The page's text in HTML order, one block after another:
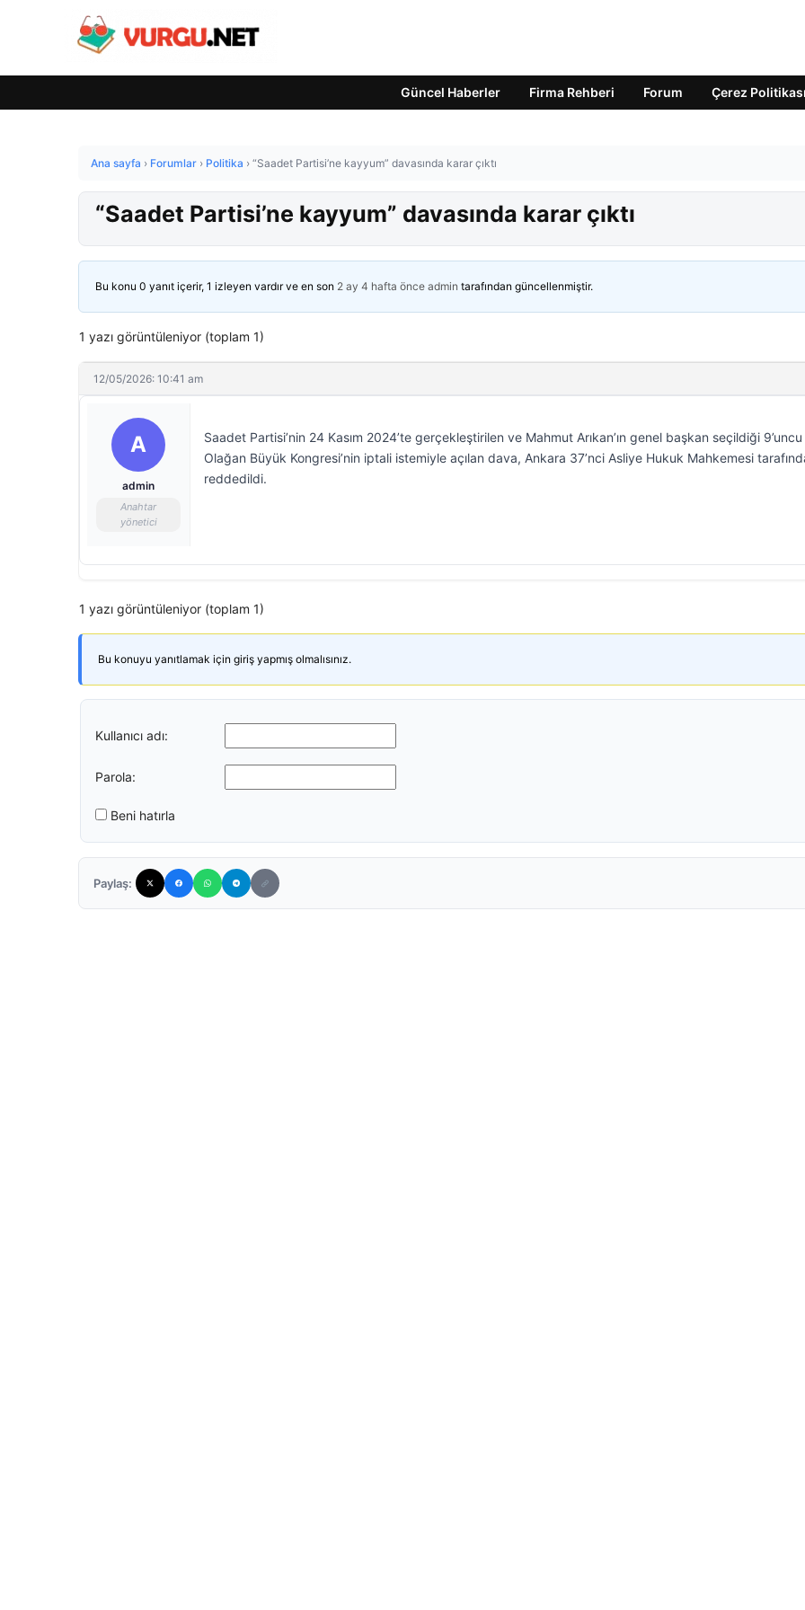
Güncel Haberler Firma Rehberi Forum Çerez Politikası
Ana sayfa › Forumlar › Politika › “Saadet Partisi’ne kayyum” davasında karar çıktı
“Saadet Partisi’ne kayyum” davasında karar çıktı
Bu konu 0 yanıt içerir, 1 izleyen vardır ve en son 2 ay 4 hafta önce admin tarafından güncellenmiştir.
1 yazı görüntüleniyor (toplam 1)
12/05/2026: 10:41 am
A
admin
Anahtar
yönetici
Saadet Partisi’nin 24 Kasım 2024’te gerçekleştirilen ve Mahmut Arıkan’ın genel başkan seçildiği 9’uncu
Olağan Büyük Kongresi’nin iptali istemiyle açılan dava, Ankara 37’nci Asliye Hukuk Mahkemesi
reddedildi.
1 yazı görüntüleniyor (toplam 1)
Bu konuyu yanıtlamak için giriş yapmış olmalısınız.
Kullanıcı adı:
Parola:
Beni hatırla
Paylaş: